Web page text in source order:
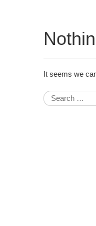
It seems we
Search
for: